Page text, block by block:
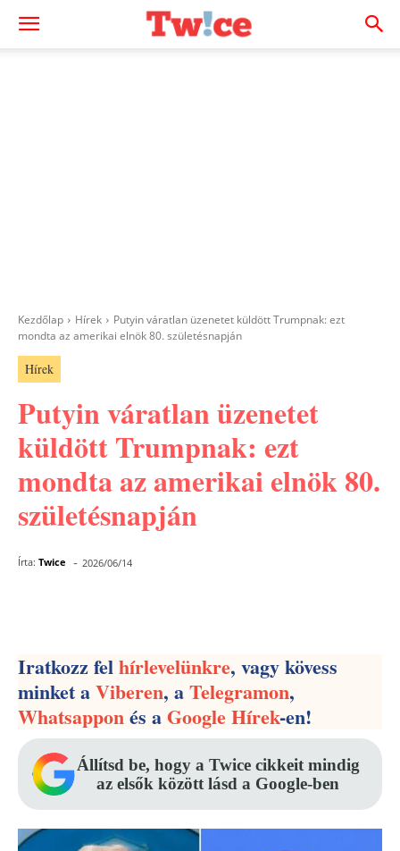
Kezdőlap Hírek
Putyin váratlan üzenetet küldött Trumpnak: ezt
mondta az amerikai elnök 80. születésnapján
Hírek
Putyin váratlan üzenetet
küldött Trumpnak: ezt
mondta az amerikai elnök 80.
születésnapján
Írta: Twice - 2026/06/14
Iratkozz felhírlevelünkre, vagy kövess
minket aViberen, aTelegramon,
Whatsapponés aGoogle Hírek-en!
Állítsd be, hogy a Twice cikkeit mindig
az elsők között lásd a Google-ben